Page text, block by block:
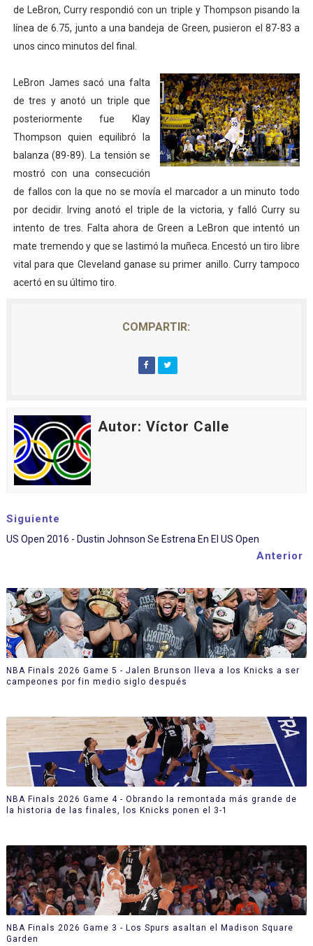
de LeBron, Curry respondió con un triple y Thompson pisando la
línea de 6.75, junto a una bandeja de Green, pusieron el 87-83 a
unos cinco minutos del final.
LeBron James sacó una falta
de tres y anotó un triple que
posteriormente fue Klay
Thompson quien equilibró la
balanza (89-89). La tensión se
mostró con una consecución
de fallos con la que no se movía el marcador a un minuto todo
por decidir. Irving anotó el triple de la victoria, y falló Curry su
intento de tres. Falta ahora de Green a LeBron que intentó un
mate tremendo y que se lastimó la muñeca. Encestó un tiro libre
vital para que Cleveland ganase su primer anillo. Curry tampoco
acertó en su último tiro.
COMPARTIR:
Autor: Víctor Calle
Siguiente
US Open 2016 - Dustin Johnson Se Estrena En El US Open
Anterior
NBA Finals 2026 Game 5 - Jalen Brunson lleva a los Knicks a ser
campeones por fin medio siglo después
NBA Finals 2026 Game 4 - Obrando la remontada más grande de
la historia de las finales, los Knicks ponen el 3-1
NBA Finals 2026 Game 3 - Los Spurs asaltan el Madison Square
Garden